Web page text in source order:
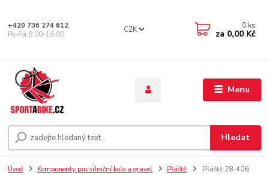
Menu
CZK
Hledat
+420 736 274 612
Po-Pá 8.00-16.00
0 ks
za 0,00 Kč
Úvod Komponenty pro silniční kolo a gravel Pláště Pláště 28-406